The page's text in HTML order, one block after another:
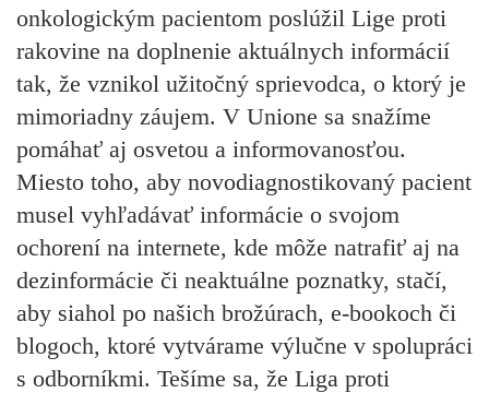
onkologickým pacientom poslúžil Lige proti
rakovine na doplnenie aktuálnych informácií
tak, že vznikol užitočný sprievodca, o ktorý je
mimoriadny záujem. V Unione sa snažíme
pomáhať aj osvetou a informovanosťou.
Miesto toho, aby novodiagnostikovaný pacient
musel vyhľadávať informácie o svojom
ochorení na internete, kde môže natrafiť aj na
dezinformácie či neaktuálne poznatky, stačí,
aby siahol po našich brožúrach, e-bookoch či
blogoch, ktoré vytvárame výlučne v spolupráci
s odborníkmi. Tešíme sa, že Liga proti